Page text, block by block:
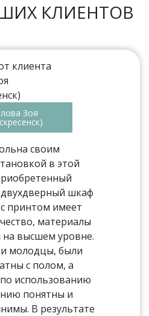
КЛИЕНТОВ
Зоя
своим
в этой
шкаф
принтом имеет
материалы
на высшем уровне.
молодцы, были
с полом, а
использованию
понятны и
В результате